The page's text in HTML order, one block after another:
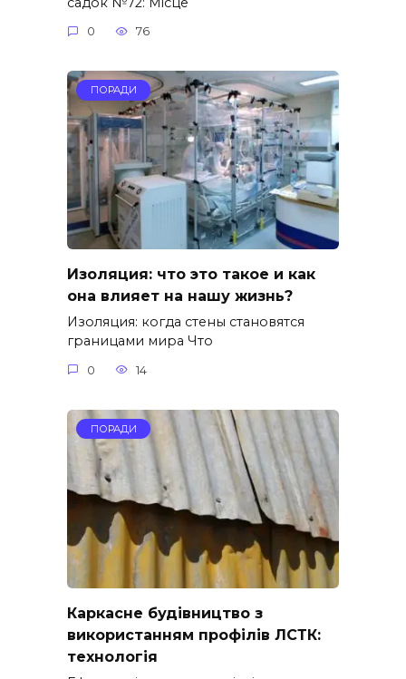
0 76
ПОРАДИ
Изоляция: что это такое и как
она влияет на нашу жизнь?
Изоляция: когда стены становятся
границами мира Что
0 14
ПОРАДИ
Каркасне будівництво з
використанням профілів ЛСТК:
технологія